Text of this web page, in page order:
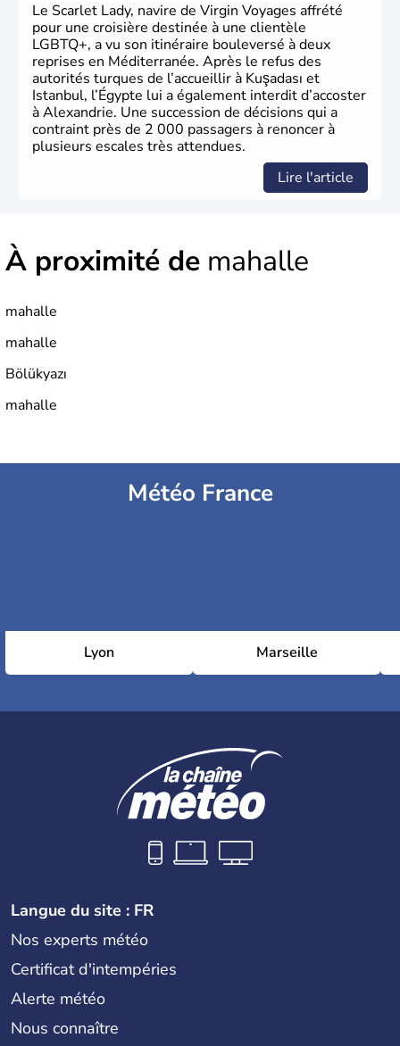
Le Scarlet Lady, navire de Virgin Voyages affrété
pour une croisière destinée à une clientèle
LGBTQ+, a vu son itinéraire bouleversé à deux
reprises en Méditerranée. Après le refus des
autorités turques de l’accueillir à Kuşadası et
Istanbul, l’Égypte lui a également interdit d’accoster
à Alexandrie. Une succession de décisions qui a
contraint près de 2 000 passagers à renoncer à
plusieurs escales très attendues.
Lire l'article
À proximité de mahalle
mahalle
mahalle
Bölükyazı
mahalle
Météo France
Lyon Marseille
Langue du site : FR
Nos experts météo
Certificat d'intempéries
Alerte météo
Nous connaître